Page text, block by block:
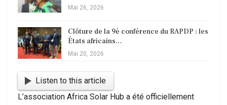
Mai 26, 2026
Clôture de la 9è conférence du RAPDP : les
États africains…
Mai 20, 2026
Listen to this article
L’association Africa Solar Hub a été officiellement